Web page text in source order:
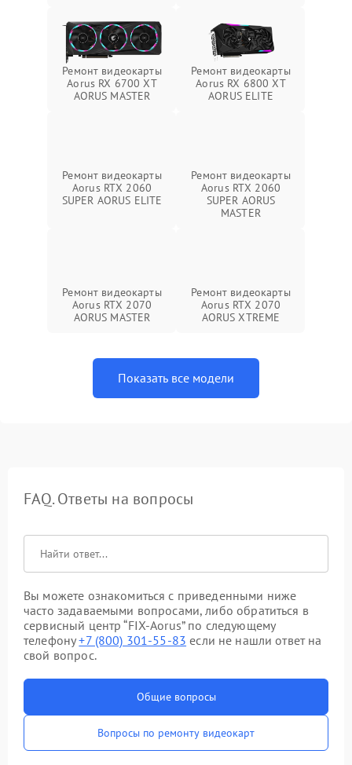
Ремонт видеокарты
Aorus RX 6700 XT
AORUS MASTER
Ремонт видеокарты
Aorus RX 6800 XT
AORUS ELITE
Ремонт видеокарты
Aorus RTX 2060
SUPER AORUS ELITE
Ремонт видеокарты
Aorus RTX 2060
SUPER AORUS
MASTER
Ремонт видеокарты
Aorus RTX 2070
AORUS MASTER
Ремонт видеокарты
Aorus RTX 2070
AORUS XTREME
Показать все модели
FAQ. Ответы на вопросы
Вы можете ознакомиться с приведенными ниже
часто задаваемыми вопросами, либо обратиться в
сервисный центр “FIX-Aorus” по следующему
телефону+7 (800) 301-55-83 если не нашли ответ на
свой вопрос.
Общие вопросы
Вопросы по ремонту видеокарт